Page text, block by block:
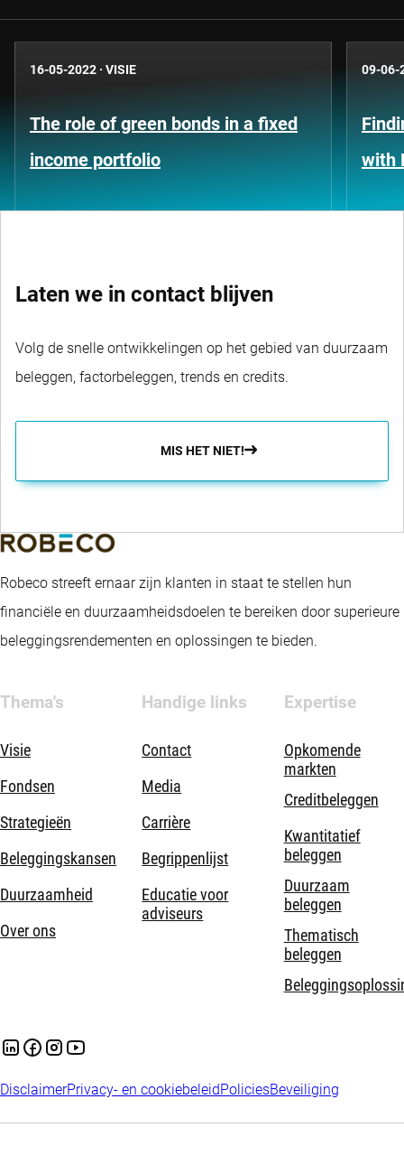
16-05-2022 · VISIE
The role of green bonds in a fixed
income portfolio
09-06-
with
Laten we in contact blijven
Volg de snelle ontwikkelingen op het gebied van duurzaam
beleggen, factorbeleggen, trends en credits.
MIS HET NIET!
Robeco streeft ernaar zijn klanten in staat te stellen hun
financiële en duurzaamheidsdoelen te bereiken door superieure
beleggingsrendementen en oplossingen te bieden.
Thema's
Visie
Fondsen
Strategieën
Beleggingskansen
Duurzaamheid
Over ons
Handige links
Contact
Media
Carrière
Begrippenlijst
Educatie voor
adviseurs
Expertise
Opkomende
markten
Creditbeleggen
Kwantitatief
beleggen
Duurzaam
beleggen
Thematisch
beleggen
DisclaimerPrivacy- en cookiebeleidPoliciesBeveiliging